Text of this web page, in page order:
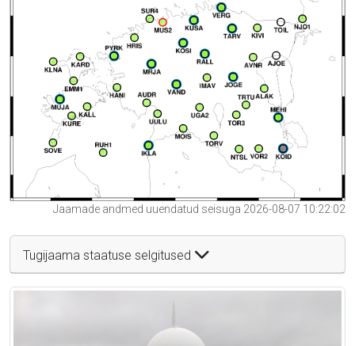
Jaamade andmed uuendatud seisuga 2026-08-07 10:22:02
Tugijaama staatuse selgitused